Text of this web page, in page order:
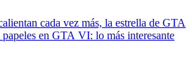
cada vez más, la estrella de GTA
en GTA VI: lo más interesante